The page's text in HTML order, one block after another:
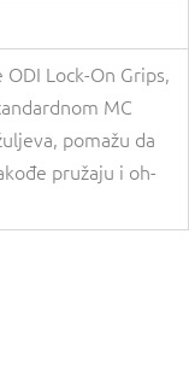
Lock-On Grips,
MC
pomažu da
pružaju i oh-